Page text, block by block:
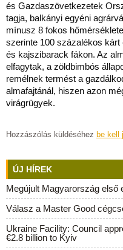
és Gazdaszövetkezetek
tagja, balkányi egyéni
mínusz 8 fokos
szerinte 100 százalékos
és kajszibarack fákon. Az
elfagytak, a zöldbimbós
remélnek termést a
almafajtánál, hiszen azon
virágrügyek.
Hozzászólás küldéséhez be kell
ÚJ HÍREK
Megújult Magyarország első
Válasz a Master Good
Ukraine Facility: Council
€2.8 billion to Kyiv